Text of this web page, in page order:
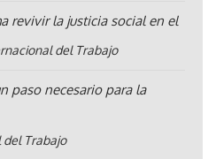
revivir la justicia social en el
del Trabajo
paso necesario para la
del Trabajo